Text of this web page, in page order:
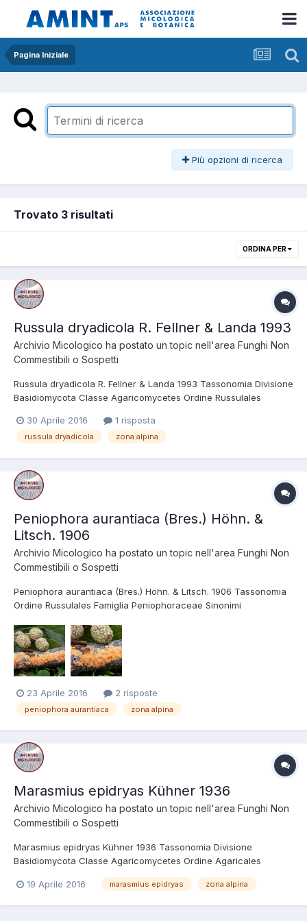
Pagina Iniziale
Più opzioni di ricerca
Trovato 3 risultati
ORDINA PER
Russula dryadicola R. Fellner & Landa 1993
Archivio Micologico ha postato un topic nell'area Funghi Non
Commestibili o Sospetti
Russula dryadicola R. Fellner & Landa 1993 Tassonomia Divisione
Basidiomycota Classe Agaricomycetes Ordine Russulales
dello Stelvio, Valle dei Vitelli, prateria alpina a 2400 m s.l.m..Le
grosse dimensioni, caratteristic...
30 Aprile 2016 1 risposta
russula dryadicola zona alpina
Peniophora aurantiaca (Bres.) Höhn. &
Litsch. 1906
Archivio Micologico ha postato un topic nell'area Funghi Non
Commestibili o Sospetti
Peniophora aurantiaca (Bres.) Höhn. & Litsch. 1906 Tassonomia
Ordine Russulales Famiglia Peniophoraceae Sinonimi
aurantiacum Bres. 1892 Kneiffia aurantiaca (Bres.) Bres. 1903
Regione Trentino, Cles (TN), Loc. Malgaroi; A...
23 Aprile 2016 2 risposte
peniophora aurantiaca zona alpina
Marasmius epidryas Kühner 1936
Archivio Micologico ha postato un topic nell'area Funghi Non
Commestibili o Sospetti
Marasmius epidryas Kühner 1936 Tassonomia Divisione
Basidiomycota Classe Agaricomycetes Ordine Agaricales
dello Stelvio, Valle dei Vitelli, prateria alpina a 2400 m s.l.m..
19 Aprile 2016 marasmius epidryas zona alpina